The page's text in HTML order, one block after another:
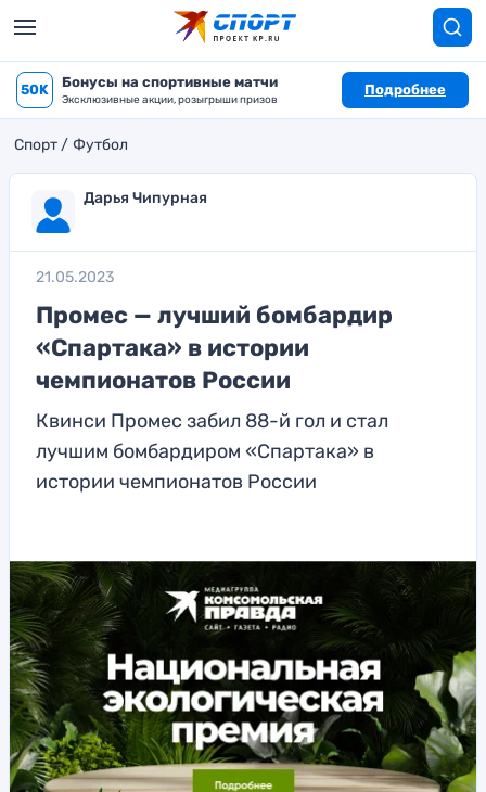
50K Бонусы на спортивные матчи
Эксклюзивные акции, розыгрыши призов
Подробнее
Спорт Футбол
Дарья Чипурная
21.05.2023
Промес — лучший бомбардир
«Спартака» в истории
чемпионатов России
Квинси Промес забил 88-й гол и стал
лучшим бомбардиром «Спартака» в
истории чемпионатов России